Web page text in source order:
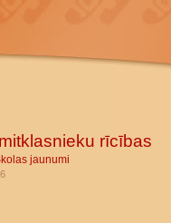
rīcības
jaunumi